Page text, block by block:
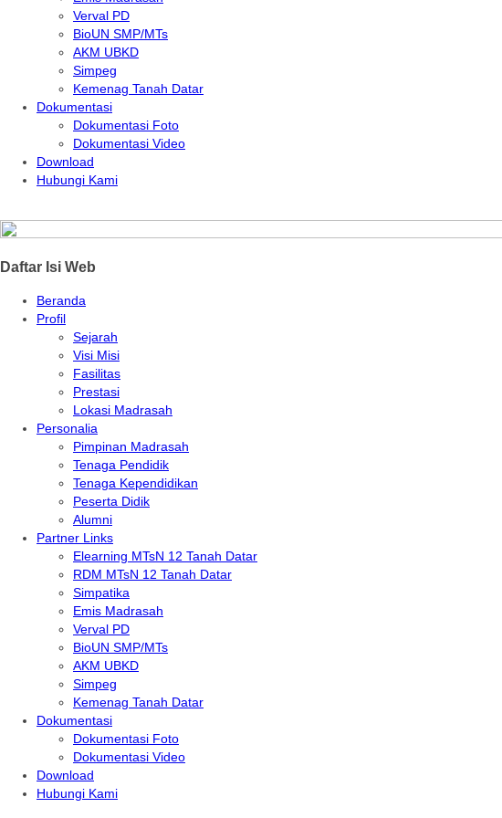
Verval PD
BioUN SMP/MTs
AKM UBKD
Simpeg
Kemenag Tanah Datar
Dokumentasi
Dokumentasi Foto
Dokumentasi Video
Download
Hubungi Kami
Daftar Isi Web
Beranda
Profil
Sejarah
Visi Misi
Fasilitas
Prestasi
Lokasi Madrasah
Personalia
Pimpinan Madrasah
Tenaga Pendidik
Tenaga Kependidikan
Peserta Didik
Alumni
Partner Links
Elearning MTsN 12 Tanah Datar
RDM MTsN 12 Tanah Datar
Simpatika
Emis Madrasah
Verval PD
BioUN SMP/MTs
AKM UBKD
Simpeg
Kemenag Tanah Datar
Dokumentasi
Dokumentasi Foto
Dokumentasi Video
Download
Hubungi Kami